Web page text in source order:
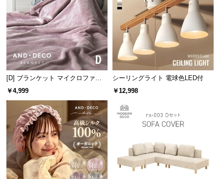
ガラスの厚さ 約8㎜
[D] ブランケット マイクロファイ
バー
￥4,999
シーリングライト 電球色LED付
￥12,998